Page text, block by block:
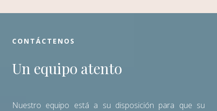
CONTÁCTENOS
Un equipo atento
Nuestro equipo está a su disposición para que su